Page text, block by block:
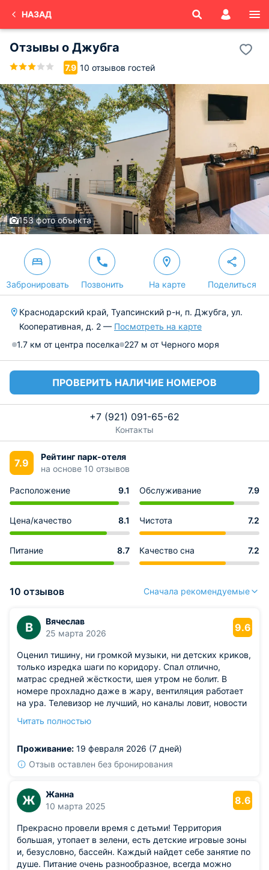
НАЗАД
Отзывы о Джубга
7.9 10 отзывов гостей
153 фото объекта
Забронировать Позвонить На карте Поделиться
Краснодарский край, Туапсинский р-н, п. Джубга, ул.
Кооперативная, д. 2 — Посмотреть на карте
1.7 км от центра поселка 227 м от Черного моря
ПРОВЕРИТЬ НАЛИЧИЕ НОМЕРОВ
+7 (921) 091-65-62
Контакты
7.9
Рейтинг парк-отеля
на основе 10 отзывов
Расположение 9.1 Обслуживание 7.9
Цена/качество 8.1 Чистота 7.2
Питание 8.7 Качество сна 7.2
10 отзывов Сначала рекомендуемые
В
Вячеслав
25 марта 2026
9.6
Оценил тишину, ни громкой музыки, ни детских криков,
только изредка шаги по коридору. Спал отлично,
матрас средней жёсткости, шея утром не болит. В
номере прохладно даже в жару, вентиляция работает
на ура. Телевизор не лучший, но каналы ловит, новости
Из недостатков: освещение в номере неравномерное:
включать настольную лампу, а её нет. Надо бы
добавить источник света в той зоне.
Читать полностью
Проживание: 19 февраля 2026 (7 дней)
Отзыв оставлен без бронирования
Ж
Жанна
10 марта 2025
8.6
Прекрасно провели время с детьми! Территория
большая, утопает в зелени, есть детские игровые зоны
и, безусловно, бассейн. Каждый найдет себе занятие по
душе. Питание очень разнообразное, всегда можно